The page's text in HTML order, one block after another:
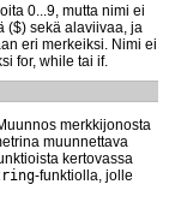
0...9, mutta nimi ei
($) sekä alaviivaa, ja
eri merkeiksi. Nimi ei
for, while tai if.
merkkijonosta
muunnettava
kertovassa
-funktiolla, jolle